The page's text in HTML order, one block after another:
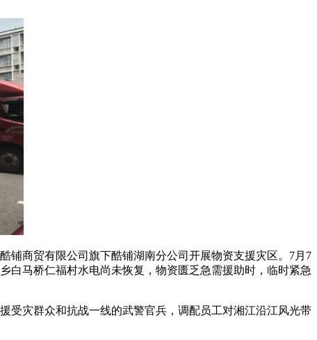
铺商贸有限公司旗下酷铺湖南分公司开展物资支援灾区。7月7
白马桥仁福村水电尚未恢复，物资匮乏急需援助时，临时紧急
受灾群众和抗战一线的武警官兵，调配员工对湘江沿江风光带